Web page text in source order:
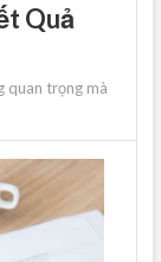
Quả
quan trọng mà